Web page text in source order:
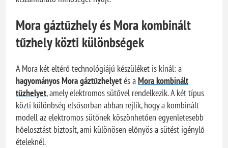
Mora gáztűzhely és Mora kombinált
tűzhely közti különbségek
A Mora két eltérő technológiájú készüléket is kínál: a
hagyományos Mora gáztűzhelyetés aMora kombinált
tűzhelyet, amely elektromos sütővel rendelkezik. A két típus
közti különbség elsősorban abban rejlik, hogy a kombinált
modell az elektromos sütőnek köszönhetően egyenletesebb
hőelosztást biztosít, ami különösen előnyös a sütést igénylő
ételeknél.